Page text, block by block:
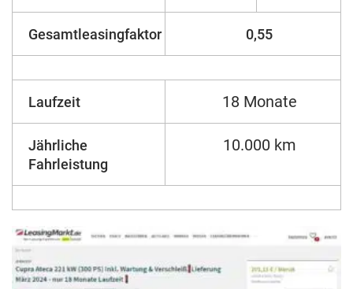
Gesamtleasingfaktor 0,55
Laufzeit 18 Monate
Jährliche
Fahrleistung
10.000 km